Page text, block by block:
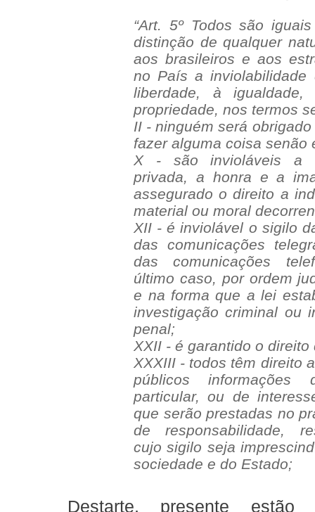
“Art. 5º Todos são
distinção de qualquer
aos brasileiros e aos
no País a
liberdade, à
propriedade, nos termos
II - ninguém será
fazer alguma coisa senão
X - são invioláveis a
privada, a honra e a
assegurado o direito a
material ou moral
XII - é inviolável o sigilo
das comunicações
das comunicações
último caso, por ordem
e na forma que a lei
investigação criminal ou
penal;
XXII - é garantido o
XXXIII - todos têm direito
públicos informações
particular, ou de
que serão prestadas no
de responsabilidade,
cujo sigilo seja
sociedade e do Estado;
Destarte, presente estão